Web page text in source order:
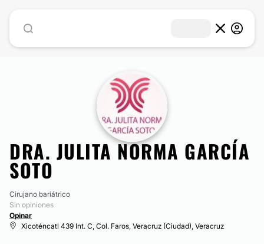
DRA. JULITA NORMA GARCÍA
SOTO
Cirujano bariátrico
Sin opiniones
Opinar
Xicoténcatl 439 Int. C, Col. Faros, Veracruz (Ciudad), Veracruz